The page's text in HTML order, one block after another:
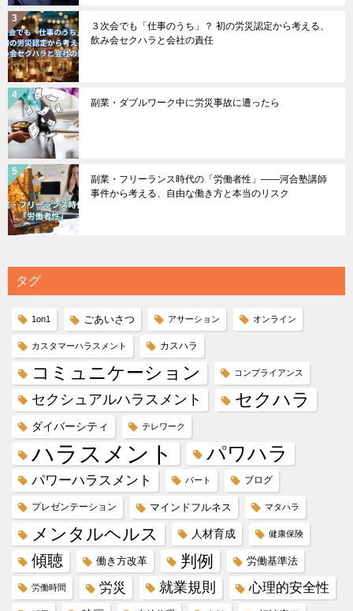
３次会でも「仕事のうち」？ 初の労災認定から考える、
飲み会セクハラと会社の責任
副業・ダブルワーク中に労災事故に遭ったら
副業・フリーランス時代の「労働者性」――河合塾講師
事件から考える、自由な働き方と本当のリスク
タグ
1on1 ごあいさつ アサーション オンライン
カスタマーハラスメント カスハラ
コミュニケーション コンプライアンス
セクシュアルハラスメント セクハラ
ダイバーシティ テレワーク
ハラスメント パワハラ
パワーハラスメント パート ブログ
プレゼンテーション マインドフルネス マタハラ
メンタルヘルス 人材育成 健康保険
傾聴 働き方改革 判例 労働基準法
労働時間 労災 就業規則 心理的安全性